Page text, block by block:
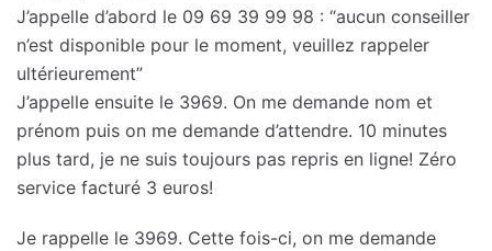
J’appelle d’abord le 09 69 39 99 98 : “aucun conseiller
n’est disponible pour le moment, veuillez rappeler
ultérieurement”
J’appelle ensuite le 3969. On me demande nom et
prénom puis on me demande d’attendre. 10 minutes
plus tard, je ne suis toujours pas repris en ligne! Zéro
service facturé 3 euros!
Je rappelle le 3969. Cette fois-ci, on me demande